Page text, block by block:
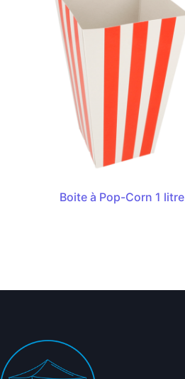
Boite à Pop-Corn 1 litre